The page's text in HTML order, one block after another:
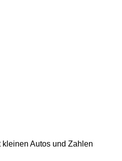
Autos und Zahlen